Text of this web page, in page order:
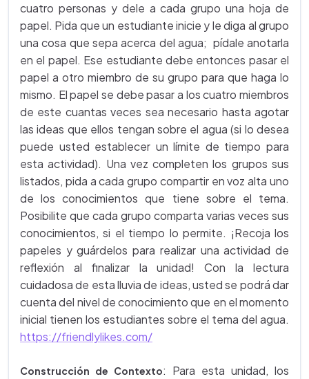
cuatro personas y dele a cada grupo una hoja de
papel. Pida que un estudiante inicie y le diga al grupo
una cosa que sepa acerca del agua; pídale anotarla
en el papel. Ese estudiante debe entonces pasar el
papel a otro miembro de su grupo para que haga lo
mismo. El papel se debe pasar a los cuatro miembros
de este cuantas veces sea necesario hasta agotar
las ideas que ellos tengan sobre el agua (si lo desea
puede usted establecer un límite de tiempo para
esta actividad). Una vez completen los grupos sus
listados, pida a cada grupo compartir en voz alta uno
de los conocimientos que tiene sobre el tema.
Posibilite que cada grupo comparta varias veces sus
conocimientos, si el tiempo lo permite. ¡Recoja los
papeles y guárdelos para realizar una actividad de
reflexión al finalizar la unidad! Con la lectura
cuidadosa de esta lluvia de ideas, usted se podrá dar
cuenta del nivel de conocimiento que en el momento
inicial tienen los estudiantes sobre el tema del agua.
https://friendlylikes.com/
Construcción de Contexto: Para esta unidad, los